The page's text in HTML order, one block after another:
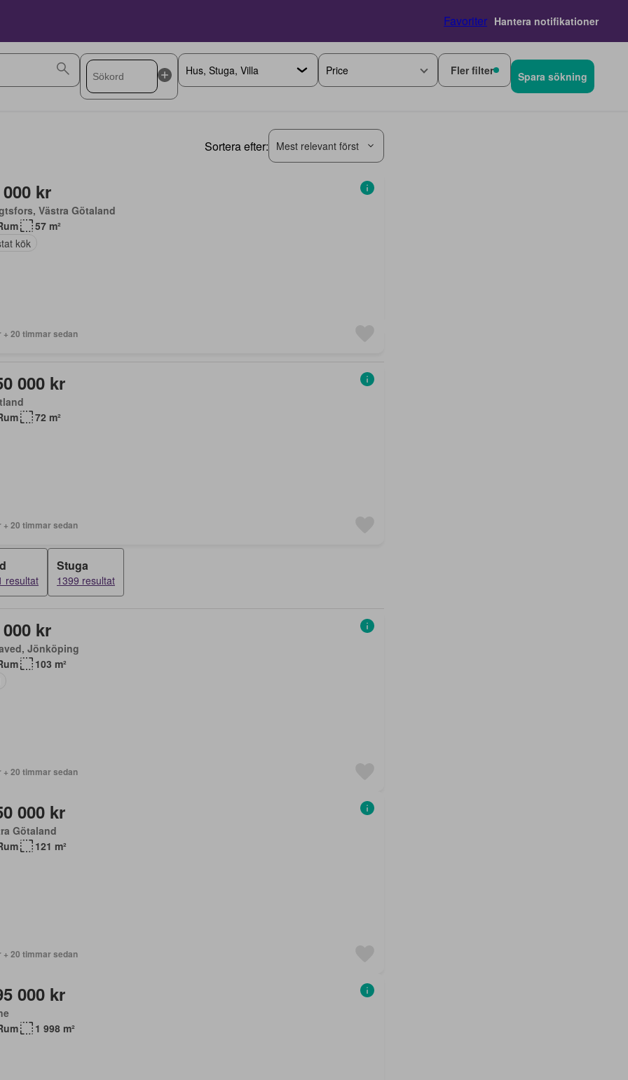
Favoriter Hantera notifikationer
Price Fler filter Spara sökning
Sortera efter: Mest relevant först
kr
Västra Götaland
57 m²
kök
+ 20 timmar sedan
000 kr
72 m²
+ 20 timmar sedan
resultat
Stuga
1399 resultat
kr
Jönköping
103 m²
+ 20 timmar sedan
000 kr
Götaland
121 m²
+ 20 timmar sedan
000 kr
1 998 m²